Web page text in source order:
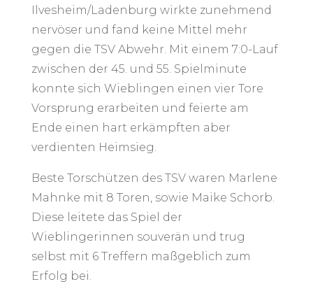
Ilvesheim/Ladenburg wirkte zunehmend
nervöser und fand keine Mittel mehr
gegen die TSV Abwehr. Mit einem 7:0-Lauf
zwischen der 45. und 55. Spielminute
konnte sich Wieblingen einen vier Tore
Vorsprung erarbeiten und feierte am
Ende einen hart erkämpften aber
verdienten Heimsieg.
Beste Torschützen des TSV waren Marlene
Mahnke mit 8 Toren, sowie Maike Schorb.
Diese leitete das Spiel der
Wieblingerinnen souverän und trug
selbst mit 6 Treffern maßgeblich zum
Erfolg bei.